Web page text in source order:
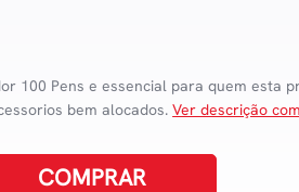
100 Pens e essencial para quem esta
bem alocados.Ver descrição
COMPRAR